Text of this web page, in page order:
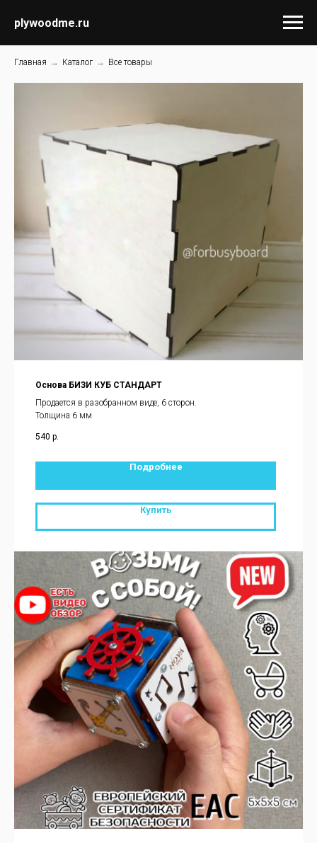
plywoodme.ru
Главная → Каталог → Все товары
Основа БИЗИ КУБ СТАНДАРТ
Продается в разобранном виде, 6 сторон.
Толщина 6 мм
540 р.
Подробнее
Купить